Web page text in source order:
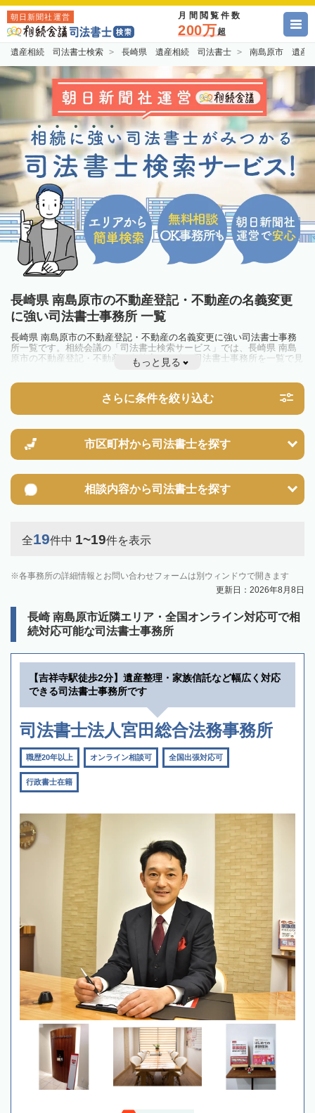
朝日新聞社運営 月間閲覧件数
200万超
遺産相続 司法書士検索 長崎県 遺産相続 司法書士 南島原市 遺産
長崎県 南島原市の不動産登記・不動産の名義変更
に強い司法書士事務所 一覧
長崎県 南島原市の不動産登記・不動産の名義変更に強い司法書士事務
所一覧です。相続会議の「司法書士検索サービス」では、長崎県 南島
原市の不動産登記・不動産の名義変更に強い司法書士事務所を一覧で見
ることが出来ます。相続のトラブルやお悩みを抱えている方は一度近隣
もっと見る
さらに条件を絞り込む
市区町村から司法書士を探す
相談内容から司法書士を探す
全19件中 1~19件を表示
各事務所の詳細情報とお問い合わせフォームは別ウィンドウで開きます
更新日：2026年8月8日
長崎 南島原市近隣エリア・全国オンライン対応可で相
続対応可能な司法書士事務所
【吉祥寺駅徒歩2分】遺産整理・家族信託など幅広く対応
できる司法書士事務所です
司法書士法人宮田総合法務事務所
職歴20年以上 オンライン相談可 全国出張対応可
行政書士在籍